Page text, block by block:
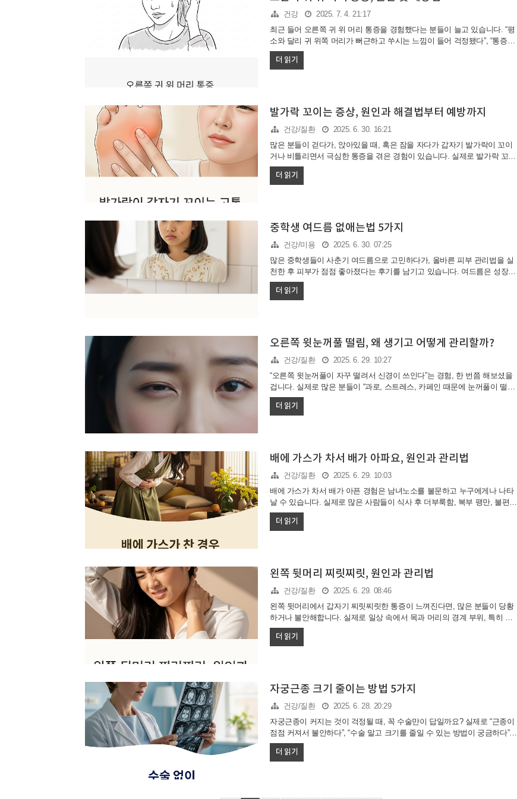
제일까?피부과 여드름 치료법, 무엇이 다를까?치료 비용 비교, 합리적으로
선택하는 법여드름 계속 나는 이유, 꼭 알아야 할 원인여드름이 왜..
건강
2025. 7. 4. 21:17
최근 들어 오른쪽 귀 위 머리 통증을 경험했다는 분들이 늘고 있습니다. “평
소와 달리 귀 위쪽 머리가 뻐근하고 쑤시는 느낌이 들어 걱정됐다”, “통증이
반복돼 병원을 찾았다”는 후기가 많습니다. 오른쪽 귀 위 머리 통증은 다양
한 원인에서 발생할 수 있어 원인별 특징과 관리법을 정확히 아는 것이 중
육 긴장, 신경통, 편두통, 귀 질환 등 여러 가지 원인에서 나타날 수 있습니
다. 목과 어깨 근육이 뭉치면 해당 부위까지 통증이 퍼질 수 있고, 스트레스
나 피로, 잘못된 자세로 인한 근육통도 흔..
더 읽기
발가락 꼬이는 증상, 원인과 해결법부터 예방까지
건강/질환
2025. 6. 30. 16:21
많은 분들이 걷다가, 앉아있을 때, 혹은 잠을 자다가 갑자기 발가락이 꼬이
거나 비틀리면서 극심한 통증을 겪은 경험이 있습니다. 실제로 발가락 꼬임
을 경험한 분들은 “발가락이 제멋대로 뒤틀리면서 너무 아팠다”, “몇 분간 움
직일 수 없어 당황했다”는 후기를 남깁니다.발가락 꼬임은 일시적인 근육
석“갑자기 발가락이 꼬이거나 비틀릴 때, 대체 왜 이런 일이 생기는 걸
까?”라는 질문을 많이 받습니다. 발가락 꼬임은 주로 근육의 급격한 수축과
이완이 제대로 이루어지지 않아 발생합니다. 근육 ..
더 읽기
중학생 여드름 없애는법 5가지
건강/미용
2025. 6. 30. 07:25
많은 중학생들이 사춘기 여드름으로 고민하다가, 올바른 피부 관리법을 실
천한 후 피부가 점점 좋아졌다는 후기를 남기고 있습니다. 여드름은 성장기
청소년에게 흔히 나타나는 피부 문제로, 올바른 관리법만 실천해도 충분히
개선할 수 있습니다. 이 글에서는 중학생 여드름을 효과적으로 관리하고 없
번식하면서 염증이 생기게 됩니다. 이 시기에는 피부가 민감해지고, 잘못된
관리법이나 생활습관으로 인해 여드름이 더 심해질 수 있습니다. 실제로 많
은 중학생들이 피부가 번들거리거나, 얼굴에 빨간 반점이 생기는 ..
더 읽기
오른쪽 윗눈꺼풀 떨림, 왜 생기고 어떻게 관리할까?
건강/질환
2025. 6. 29. 10:27
“오른쪽 윗눈꺼풀이 자꾸 떨려서 신경이 쓰인다”는 경험, 한 번쯤 해보셨을
겁니다. 실제로 많은 분들이 “과로, 스트레스, 카페인 때문에 눈꺼풀이 떨린
다”, “며칠 지나면 자연스럽게 사라진다”는 후기를 남깁니다. 오른쪽 윗눈꺼
풀 떨림은 대부분 일시적이지만, 간혹 신경과적 질환 신호일 수 있으니 주
페인 과다 섭취, 영양 불균형(특히 마그네슘 부족), 눈 피로 등이 대표적입니
다. 이처럼 일상생활 요인에서 비롯된 떨림은 휴식과 영양 보충만으로도 호
전되는 경우가 많습니다.과로, 수면 부족, 스..
더 읽기
배에 가스가 차서 배가 아파요, 원인과 관리법
건강/질환
2025. 6. 29. 10:03
배에 가스가 차서 배가 아픈 경험은 남녀노소를 불문하고 누구에게나 나타
날 수 있습니다. 실제로 많은 사람들이 식사 후 더부룩함, 복부 팽만, 불편한
통증을 호소하며, 일상생활에서 불편함을 겪는다고 이야기합니다. 배에 가
스가 차는 원인과 증상, 실생활에서 바로 실천할 수 있는 관리법, 그리고 주
힙니다. 식사를 급하게 하거나 과식할 때, 음식과 함께 공기를 많이 삼키게
되어 장에 가스가 차기 쉽습니다. 또한 유제품, 콩, 양배추 등 가스를 유발하
는 음식을 섭취하거나, 스트레스와 활동량 부족,..
더 읽기
왼쪽 뒷머리 찌릿찌릿, 원인과 관리법
건강/질환
2025. 6. 29. 08:46
왼쪽 뒷머리에서 갑자기 찌릿찌릿한 통증이 느껴진다면, 많은 분들이 당황
하거나 불안해합니다. 실제로 일상 속에서 목과 머리의 경계 부위, 특히 한
쪽에서 찌릿한 통증이 반복된다면 다양한 원인을 의심해볼 수 있습니다. 이
글에서는 왼쪽 뒷머리 찌릿찌릿 증상의 원인, 관리 방법, 그리고 실생활에
성 두통, 목 주변 근육의 긴장 등이 있습니다. 실제로 많은 분들이 잘못된 자
세, 장시간 컴퓨터 사용, 스트레스 등으로 인해 통증을 호소하는 사례가 많
습니다.후두신경통: 귀 뒤, 뒷머리, 목과 머리가 만나는 부..
더 읽기
자궁근종 크기 줄이는 방법 5가지
건강/질환
2025. 6. 28. 20:29
자궁근종이 커지는 것이 걱정될 때, 꼭 수술만이 답일까요? 실제로 “근종이
점점 커져서 불안하다”, “수술 말고 크기를 줄일 수 있는 방법이 궁금하다”는
후기가 많습니다. 최근에는 약물, 비수술적 시술, 생활습관 개선 등 다양한
방법으로 자궁근종 크기를 줄이거나 성장을 억제할 수 있습니다. 아래에서
더 읽기